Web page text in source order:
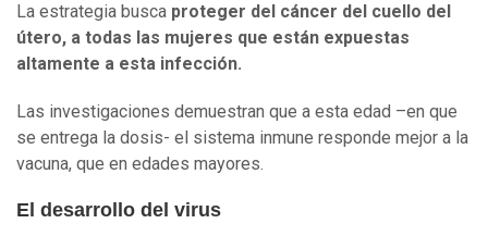
La estrategia busca proteger del cáncer del cuello del
útero, a todas las mujeres que están expuestas
altamente a esta infección.
Las investigaciones demuestran que a esta edad –en que
se entrega la dosis- el sistema inmune responde mejor a la
vacuna, que en edades mayores.
El desarrollo del virus